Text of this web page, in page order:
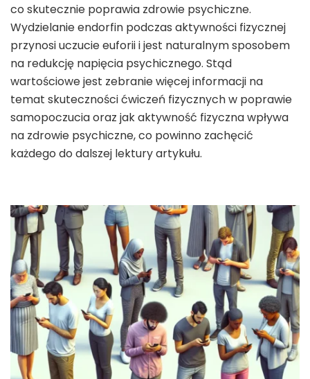
co skutecznie poprawia zdrowie psychiczne.
Wydzielanie endorfin podczas aktywności fizycznej
przynosi uczucie euforii i jest naturalnym sposobem
na redukcję napięcia psychicznego. Stąd
wartościowe jest zebranie więcej informacji na
temat skuteczności ćwiczeń fizycznych w poprawie
samopoczucia oraz jak aktywność fizyczna wpływa
na zdrowie psychiczne, co powinno zachęcić
każdego do dalszej lektury artykułu.